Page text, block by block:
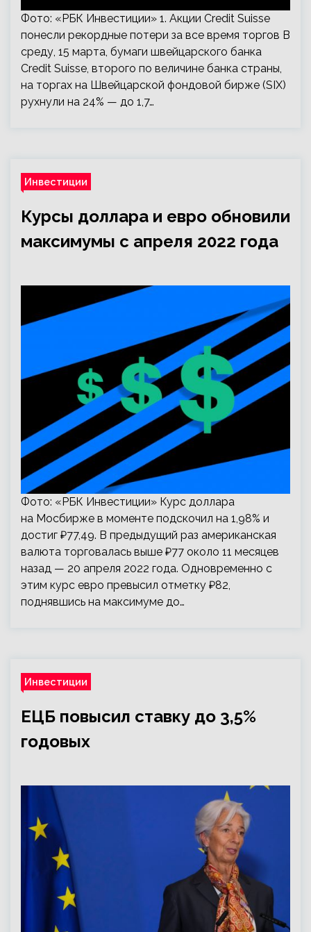
Фото: «РБК Инвестиции» 1. Акции Credit Suisse
понесли рекордные потери за все время торгов В
среду, 15 марта, бумаги швейцарского банка
Credit Suisse, второго по величине банка страны,
на торгах на Швейцарской фондовой бирже (SIX)
рухнули на 24% — до 1,7…
Инвестиции
Курсы доллара и евро обновили
максимумы с апреля 2022 года
Фото: «РБК Инвестиции» Курс доллара
на Мосбирже в моменте подскочил на 1,98% и
достиг ₽77,49. В предыдущий раз американская
валюта торговалась выше ₽77 около 11 месяцев
назад — 20 апреля 2022 года. Одновременно с
этим курс евро превысил отметку ₽82,
поднявшись на максимуме до…
Инвестиции
ЕЦБ повысил ставку до 3,5%
годовых